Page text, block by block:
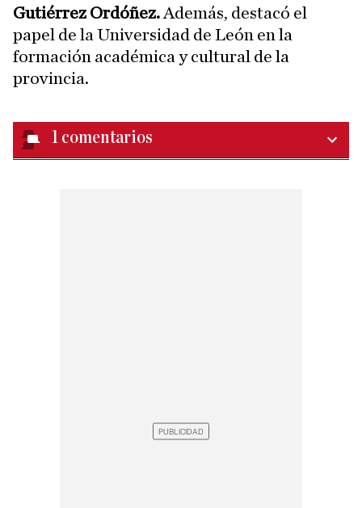
Gutiérrez Ordóñez. Además, destacó el
papel de la Universidad de León en la
formación académica y cultural de la
provincia.
1 comentarios